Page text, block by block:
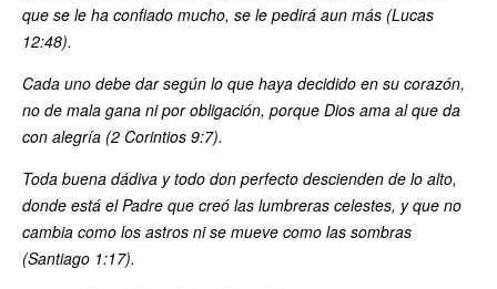
que se le ha confiado mucho, se le pedirá aun más (Lucas
12:48).
Cada uno debe dar según lo que haya decidido en su corazón,
no de mala gana ni por obligación, porque Dios ama al que da
con alegría (2 Corintios 9:7).
Toda buena dádiva y todo don perfecto descienden de lo alto,
donde está el Padre que creó las lumbreras celestes, y que no
cambia como los astros ni se mueve como las sombras
(Santiago 1:17).